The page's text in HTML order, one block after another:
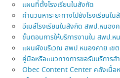
แผนที่ตั้งโรงเรียนในสังกัด
คำนวนหาระยะทางไปยังโรงเรียนใน
อีเมล์โรงเรียนในสังกัด สพป.หนอง
ขั้นตอนการให้บริการงานใน สพป.ห
แผนผังบริเวณ สพป.หนองคาย เข
คู่มือหรือแนวทางการขอรับบริการ
Obec Content Center คลังเนื้อ